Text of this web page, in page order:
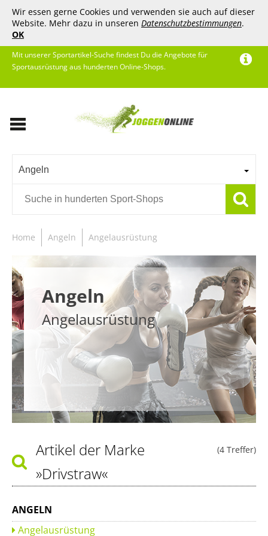
Wir essen gerne Cookies und verwenden sie auch auf dieser
Website. Mehr dazu in unseren Datenschutzbestimmungen.
OK
Mit unserer Sportartikel-Suche findest Du die Angebote für
Sportausrüstung aus hunderten Online-Shops.
Angeln
Home Angeln Angelausrüstung
Angeln
Angelausrüstung
(4 Treffer)
Artikel der Marke
»Drivstraw«
ANGELN
Angelausrüstung